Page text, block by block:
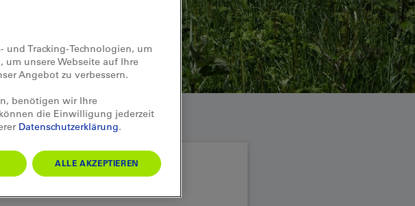
und Tracking-Technologien, um
um unsere Webseite auf Ihre
Angebot zu verbessern.
benötigen wir Ihre
die Einwilligung jederzeit
Datenschutzerklärung.
ALLE AKZEPTIEREN